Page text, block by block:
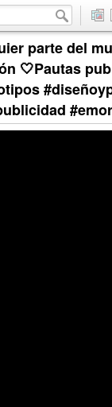
parte del
🤍Pautas